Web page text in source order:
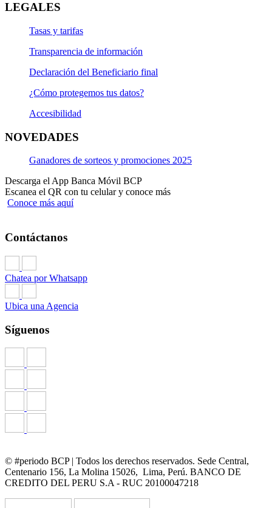
LEGALES
Tasas y tarifas
Transparencia de información
Declaración del Beneficiario final
¿Cómo protegemos tus datos?
Accesibilidad
NOVEDADES
Ganadores de sorteos y promociones 2025
Descarga el App Banca Móvil BCP
Escanea el QR con tu celular y conoce más
Conoce más aquí
Contáctanos
Chatea por Whatsapp
Ubica una Agencia
Síguenos
© #periodo BCP | Todos los derechos reservados. Sede Central,
Centenario 156, La Molina 15026, Lima, Perú. BANCO DE
CREDITO DEL PERU S.A - RUC 20100047218